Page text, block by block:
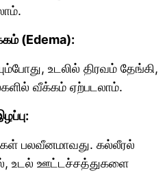
(Edema):
உடலில் திரவம் தேங்கி,
வீக்கம் ஏற்படலாம்.
பலவீனமாவது. கல்லீரல்
உடல் ஊட்டச்சத்துகளை